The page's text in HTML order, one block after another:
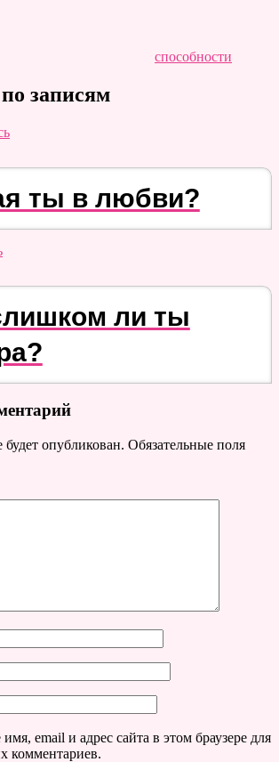
способности
записям
ты в любви?
ли ты
опубликован. Обязательные поля
email и адрес сайта в этом браузере для
комментариев.